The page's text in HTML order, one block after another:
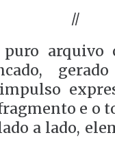
//
arquivo
e o
a lado,